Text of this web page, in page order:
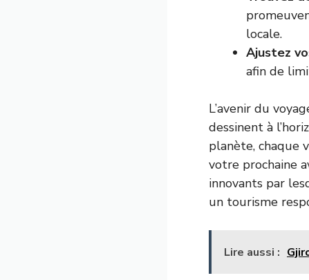
locale.
Ajustez
afin de
L’avenir du
dessinent à
planète, chaque
votre prochaine
innovants par
un tourisme
Lire aussi :